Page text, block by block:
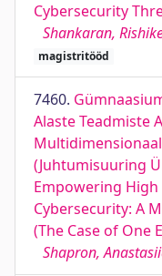
Cybersecurity
Shankaran,
magistritööd
7460.
Alaste Teadmiste
(Juhtumisuuring
Empowering
Cybersecurity: A
(The Case of One
Shapron,